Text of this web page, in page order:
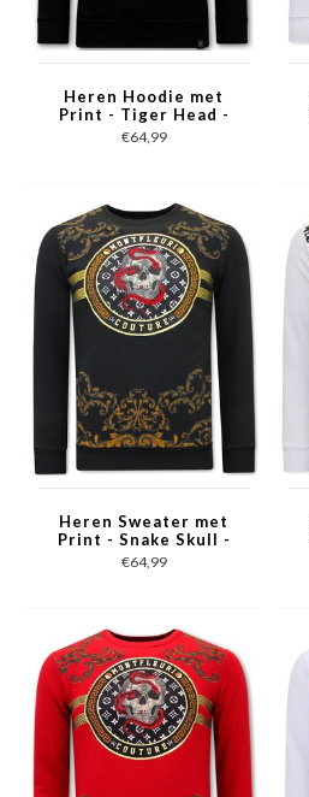
Heren Hoodie met
Print - Tiger Head -
3679 - Zwart
€64,99
Heren Sweater met
Print - Snake Skull -
3674 - Zwart
€64,99